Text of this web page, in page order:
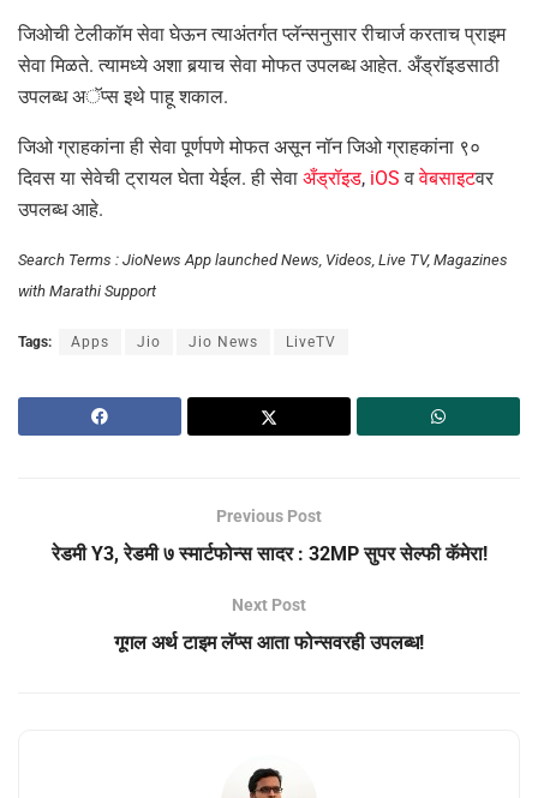
जिओची टेलीकॉम सेवा घेऊन त्याअंतर्गत प्लॅन्सनुसार रीचार्ज करताच प्राइम
सेवा मिळते. त्यामध्ये अशा बर्‍याच सेवा मोफत उपलब्ध आहेत. अँड्रॉइडसाठी
उपलब्ध अॅप्स इथे पाहू शकाल.
जिओ ग्राहकांना ही सेवा पूर्णपणे मोफत असून नॉन जिओ ग्राहकांना ९०
दिवस या सेवेची ट्रायल घेता येईल. ही सेवा अँड्रॉइड, iOS ववेबसाइटवर
उपलब्ध आहे.
Search Terms : JioNews App launched News, Videos, Live TV, Magazines
with Marathi Support
Tags: Apps Jio Jio News LiveTV
Previous Post
रेडमी Y3, रेडमी ७ स्मार्टफोन्स सादर : 32MP सुपर सेल्फी कॅमेरा!
Next Post
गूगल अर्थ टाइम लॅप्स आता फोन्सवरही उपलब्ध!